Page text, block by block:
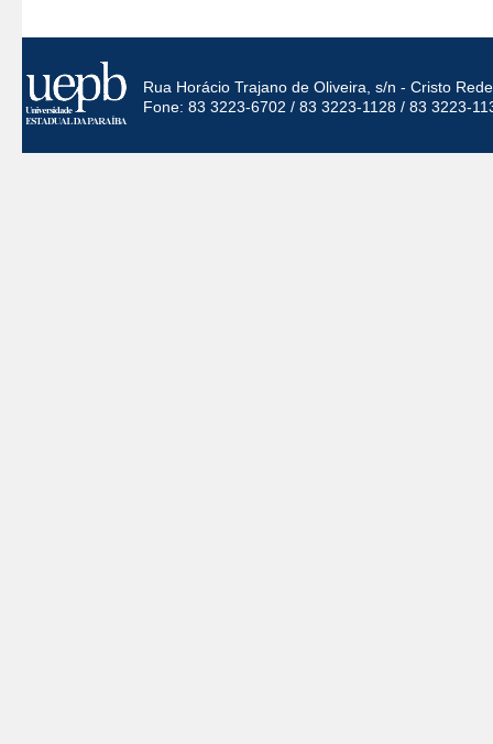
Rua Horácio Trajano de Oliveira, s/n - Cristo
Fone: 83 3223-6702 / 83 3223-1128 / 83 3223-